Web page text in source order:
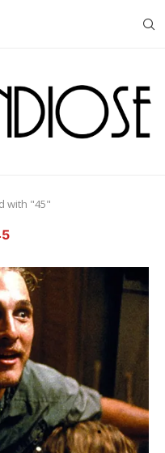
with "45"